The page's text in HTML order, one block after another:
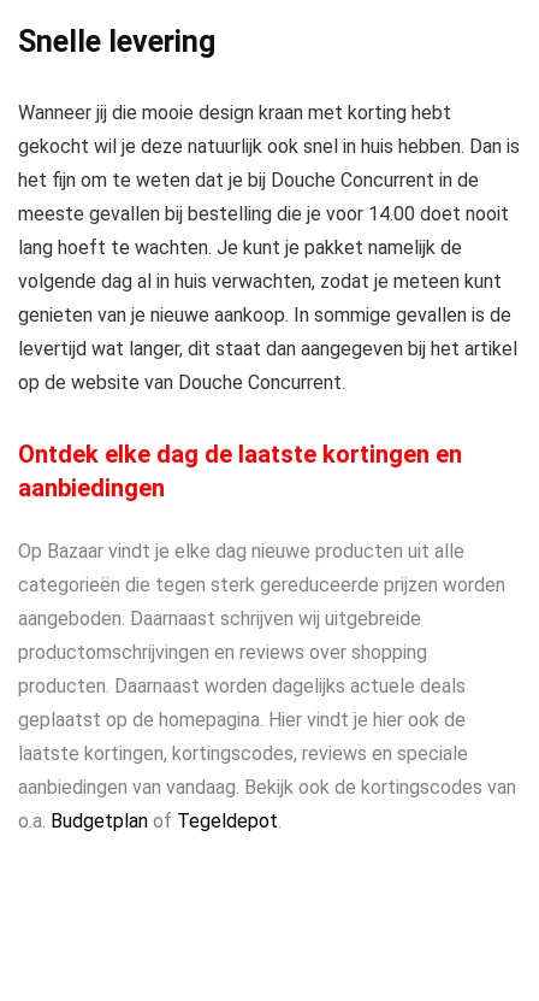
Snelle levering
Wanneer jij die mooie design kraan met korting hebt
gekocht wil je deze natuurlijk ook snel in huis hebben. Dan is
het fijn om te weten dat je bij Douche Concurrent in de
meeste gevallen bij bestelling die je voor 14.00 doet nooit
lang hoeft te wachten. Je kunt je pakket namelijk de
volgende dag al in huis verwachten, zodat je meteen kunt
genieten van je nieuwe aankoop. In sommige gevallen is de
levertijd wat langer, dit staat dan aangegeven bij het artikel
op de website van Douche Concurrent.
Ontdek elke dag de laatste kortingen en
aanbiedingen
Op Bazaar vindt je elke dag nieuwe producten uit alle
categorieën die tegen sterk gereduceerde prijzen worden
aangeboden. Daarnaast schrijven wij uitgebreide
productomschrijvingen en reviews over shopping
producten. Daarnaast worden dagelijks actuele deals
geplaatst op de homepagina. Hier vindt je hier ook de
laatste kortingen, kortingscodes, reviews en speciale
aanbiedingen van vandaag. Bekijk ook de kortingscodes van
o.a. Budgetplan of Tegeldepot.